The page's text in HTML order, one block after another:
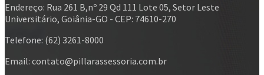
Endereço: Rua 261 B,nº 29 Qd 111 Lote 05, Setor Leste
Universitário, Goiânia-GO - CEP: 74610-270
Telefone: (62) 3261-8000
Email: contato@pillarassessoria.com.br